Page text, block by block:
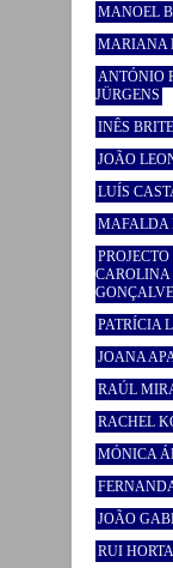
MANOEL
MARIANA
ANTÓNIO
JÜRGENS
INÊS
JOÃO
LUÍS
MAFALDA
CAROLINA
PATRÍCIA
JOANA
RAÚL
RACHEL
MÓNICA
JOÃO
RUI